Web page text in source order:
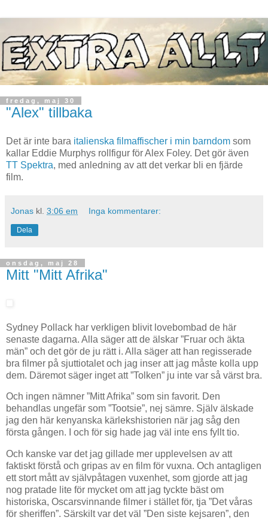
fredag, maj 30
"Alex" tillbaka
Det är inte bara italienska filmaffischer i min barndom som
kallar Eddie Murphys rollfigur för Alex Foley. Det gör även
TT Spektra, med anledning av att det verkar bli en fjärde
film.
Jonas kl. 3:06 em Inga kommentarer:
Dela
onsdag, maj 28
Mitt "Mitt Afrika"
Sydney Pollack har verkligen blivit lovebombad de här
senaste dagarna. Alla säger att de älskar ”Fruar och äkta
män” och det gör de ju rätt i. Alla säger att han regisserade
bra filmer på sjuttiotalet och jag inser att jag måste kolla upp
dem. Däremot säger inget att ”Tolken” ju inte var så värst bra.
Och ingen nämner ”Mitt Afrika” som sin favorit. Den
behandlas ungefär som ”Tootsie”, nej sämre. Själv älskade
jag den här kenyanska kärlekshistorien när jag såg den
första gången. I och för sig hade jag väl inte ens fyllt tio.
Och kanske var det jag gillade mer upplevelsen av att
faktiskt förstå och gripas av en film för vuxna. Och antagligen
ett stort mått av självpåtagen vuxenhet, som gjorde att jag
nog pratade lite för mycket om att jag tyckte bäst om
historiska, Oscarsvinnande filmer i stället för, tja ”Det våras
för sheriffen”. Särskilt var det väl ”Den siste kejsaren”, den